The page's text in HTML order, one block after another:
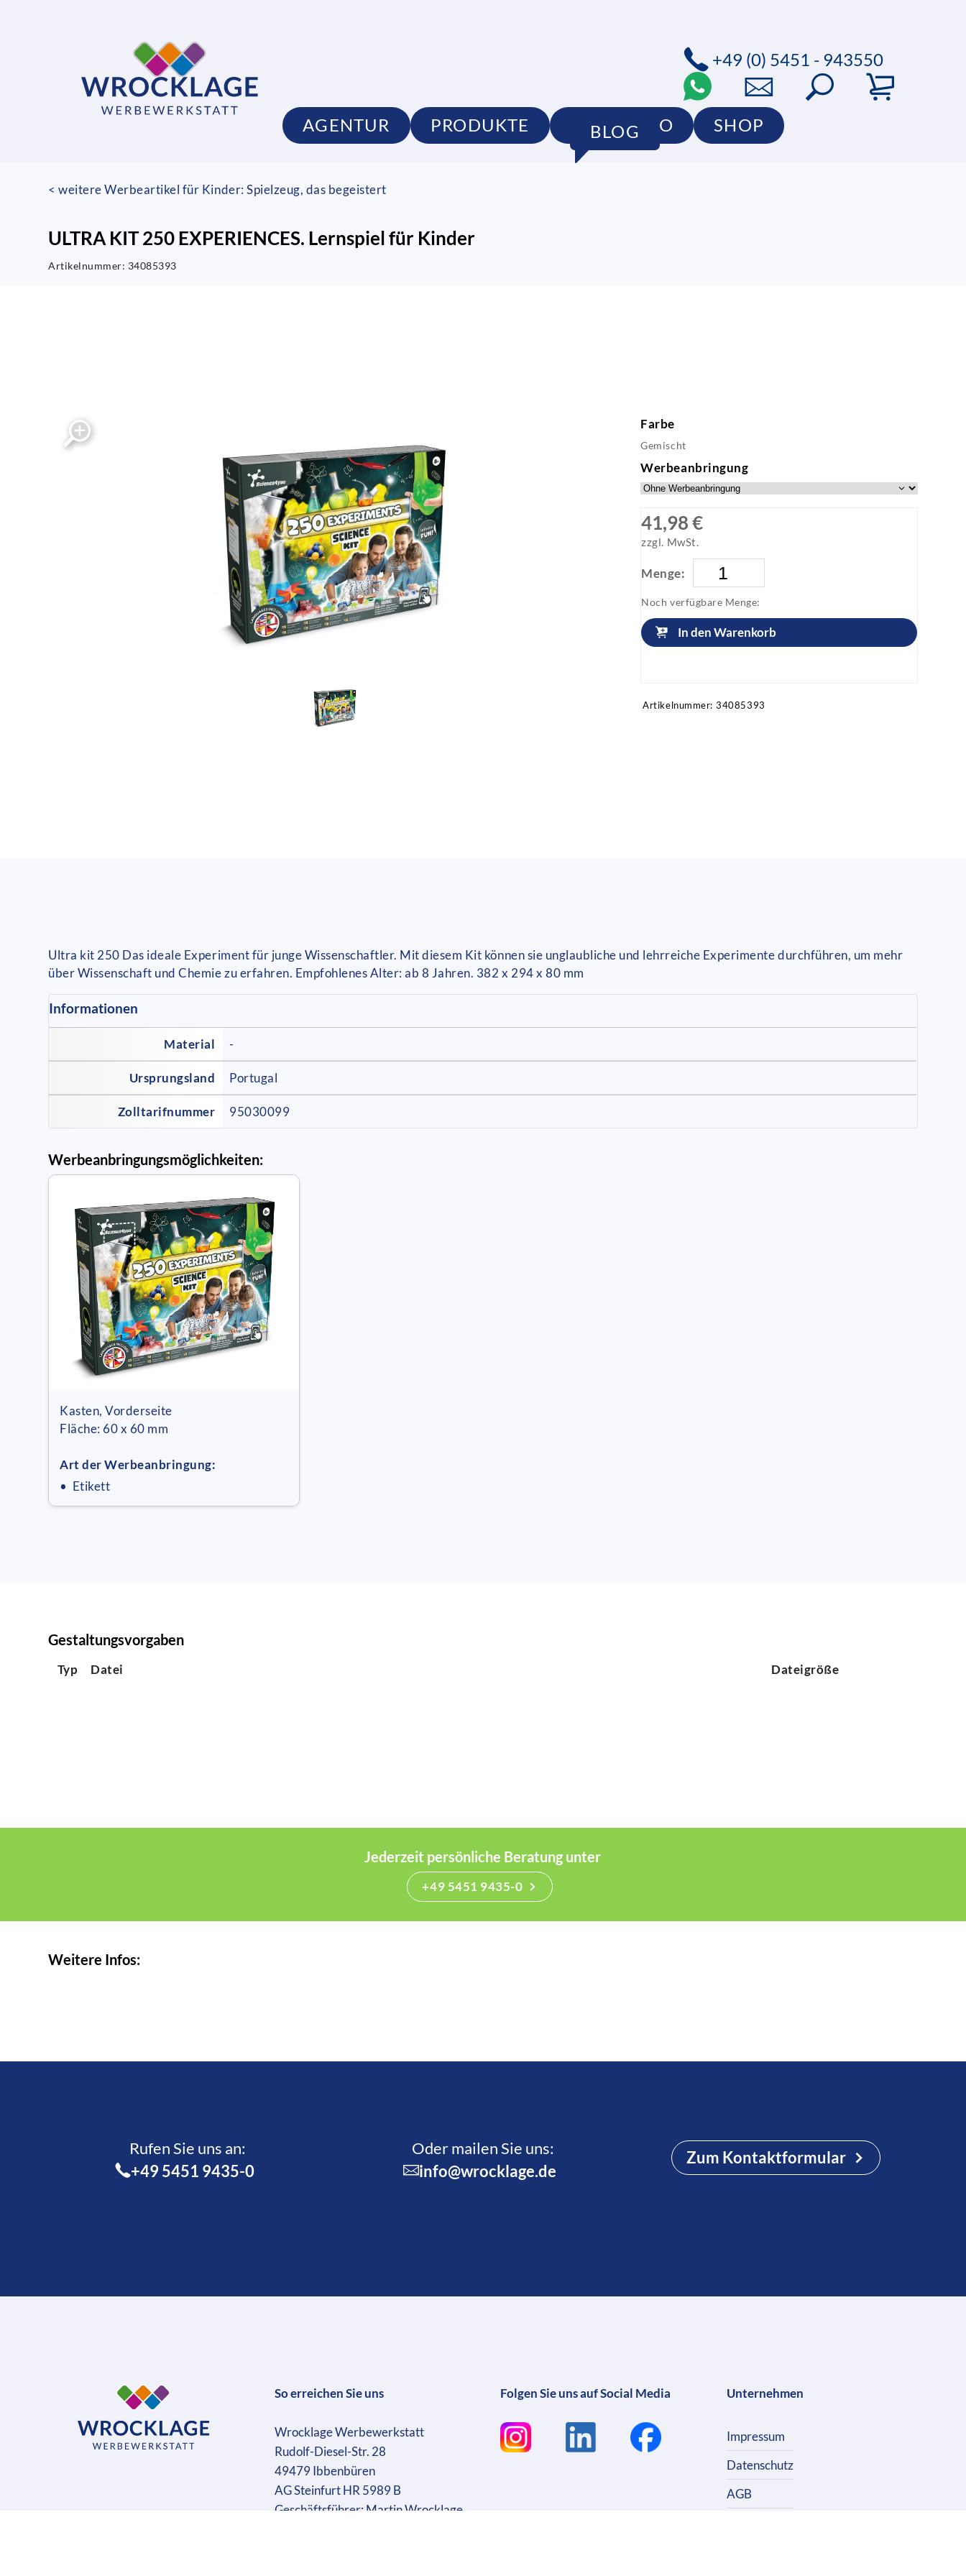
AGENTUR PRODUKTE PORTFOLIO SHOP
BLOG
+49 (0) 5451 - 943550
< weitere Werbeartikel für Kinder: Spielzeug, das begeistert
ULTRA KIT 250 EXPERIENCES. Lernspiel für Kinder
Artikelnummer: 34085393
Farbe
Gemischt
Werbeanbringung
41,98 €
zzgl. MwSt.
Menge:
Noch verfügbare Menge:
In den Warenkorb
Artikelnummer: 34085393
Ultra kit 250 Das ideale Experiment für junge Wissenschaftler. Mit diesem Kit können sie unglaubliche und lehrreiche Experimente durchführen, um mehr
über Wissenschaft und Chemie zu erfahren. Empfohlenes Alter: ab 8 Jahren. 382 x 294 x 80 mm
Informationen
Material -
Ursprungsland Portugal
Zolltarifnummer 95030099
Werbeanbringungsmöglichkeiten:
Kasten, Vorderseite
Fläche: 60 x 60 mm
Art der Werbeanbringung:
• Etikett
Gestaltungsvorgaben
Typ Datei Dateigröße
Jederzeit persönliche Beratung unter
+49 5451 9435-0
Weitere Infos:
Rufen Sie uns an:­
+49 5451 9435-0
Oder mailen Sie uns:
info@wrocklage.de
Zum Kontaktformular
So erreichen Sie uns
Wrocklage Werbewerkstatt
Rudolf-Diesel-Str. 28
49479 Ibbenbüren
AG Steinfurt HR 5989 B
Geschäftsführer: Martin Wrocklage
Folgen Sie uns auf Social Media Unternehmen
Impressum
Datenschutz
AGB